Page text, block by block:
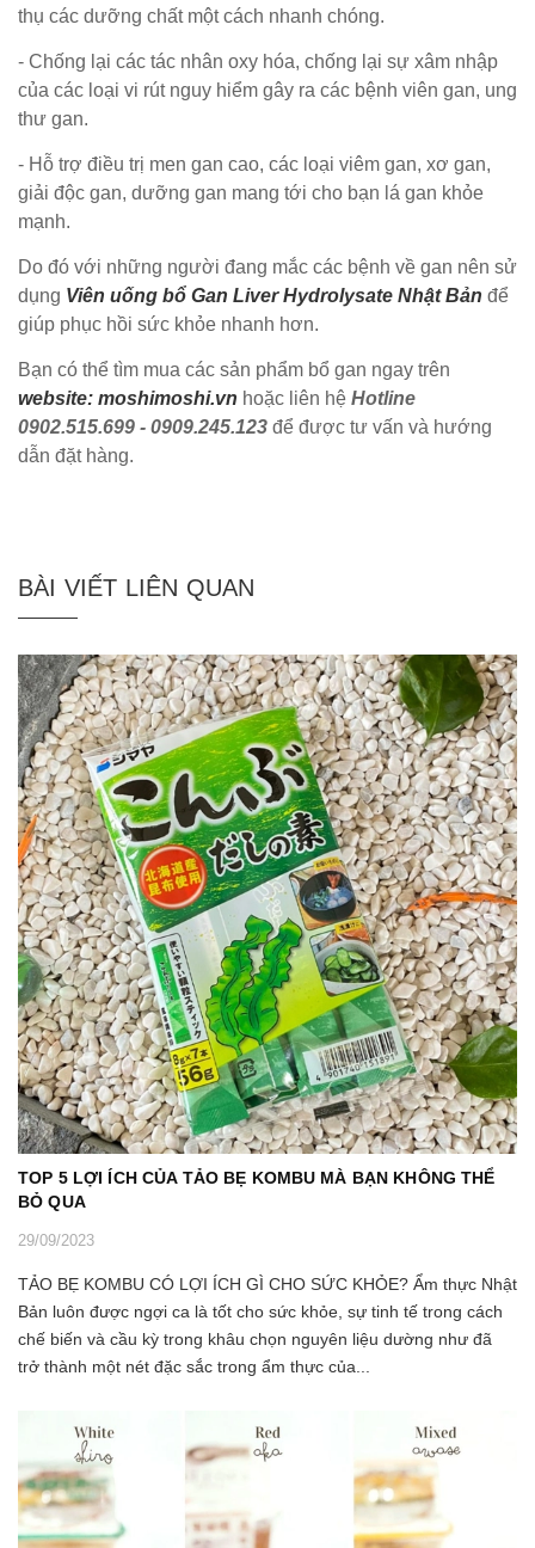
thụ các dưỡng chất một cách nhanh chóng.
- Chống lại các tác nhân oxy hóa, chống lại sự xâm nhập
của các loại vi rút nguy hiểm gây ra các bệnh viên gan, ung
thư gan.
- Hỗ trợ điều trị men gan cao, các loại viêm gan, xơ gan,
giải độc gan, dưỡng gan mang tới cho bạn lá gan khỏe
mạnh.
Do đó với những người đang mắc các bệnh về gan nên sử
dụng Viên uống bổ Gan Liver Hydrolysate Nhật Bản để
giúp phục hồi sức khỏe nhanh hơn.
Bạn có thể tìm mua các sản phẩm bổ gan ngay trên
website: moshimoshi.vn hoặc liên hệ Hotline
0902.515.699 - 0909.245.123 để được tư vấn và hướng
dẫn đặt hàng.
BÀI VIẾT LIÊN QUAN
TOP 5 LỢI ÍCH CỦA TẢO BẸ KOMBU MÀ BẠN KHÔNG THỂ
BỎ QUA
29/09/2023
TẢO BẸ KOMBU CÓ LỢI ÍCH GÌ CHO SỨC KHỎE? Ẩm thực Nhật
Bản luôn được ngợi ca là tốt cho sức khỏe, sự tinh tế trong cách
chế biến và cầu kỳ trong khâu chọn nguyên liệu dường như đã
trở thành một nét đặc sắc trong ẩm thực của...